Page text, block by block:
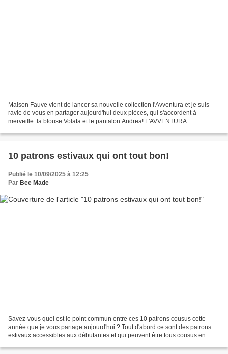
Maison Fauve vient de lancer sa nouvelle collection l'Avventura et je suis
ravie de vous en partager aujourd'hui deux pièces, qui s'accordent à
merveille: la blouse Volata et le pantalon Andrea! L'AVVENTURA
10 patrons estivaux qui ont tout bon!
Publié le 10/09/2025 à 12:25
Par Bee Made
Savez-vous quel est le point commun entre ces 10 patrons cousus cette
année que je vous partage aujourd'hui ? Tout d'abord ce sont des patrons
estivaux accessibles aux débutantes et qui peuvent être tous cousus en